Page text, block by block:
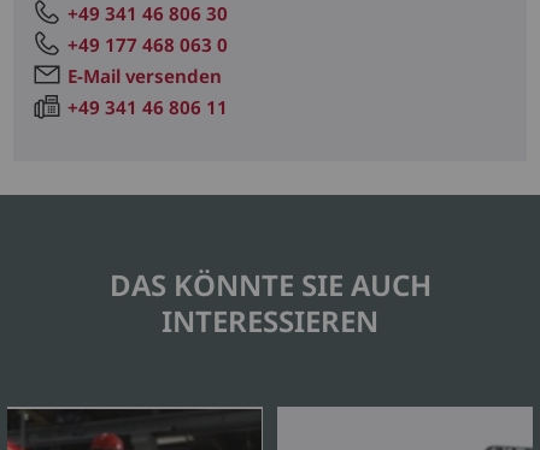
+49 341 46 806 30
+49 177 468 063 0
E-Mail versenden
+49 341 46 806 11
DAS KÖNNTE SIE AUCH
INTERESSIEREN